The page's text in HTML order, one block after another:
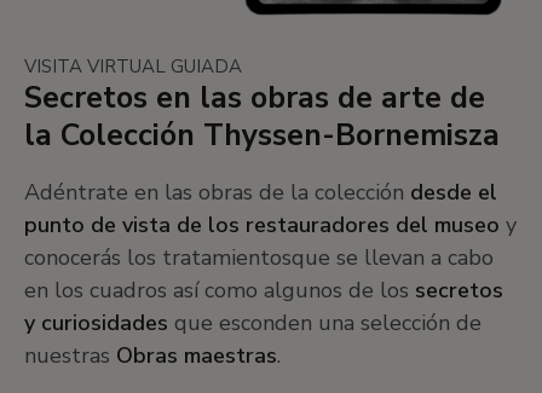
VISITA VIRTUAL GUIADA
Secretos en las obras de arte de
la Colección Thyssen-Bornemisza
Adéntrate en las obras de la colección desde el
punto de vista de los restauradores del museo y
conocerás los tratamientosque se llevan a cabo
en los cuadros así como algunos de los secretos
y curiosidades que esconden una selección de
nuestras Obras maestras.